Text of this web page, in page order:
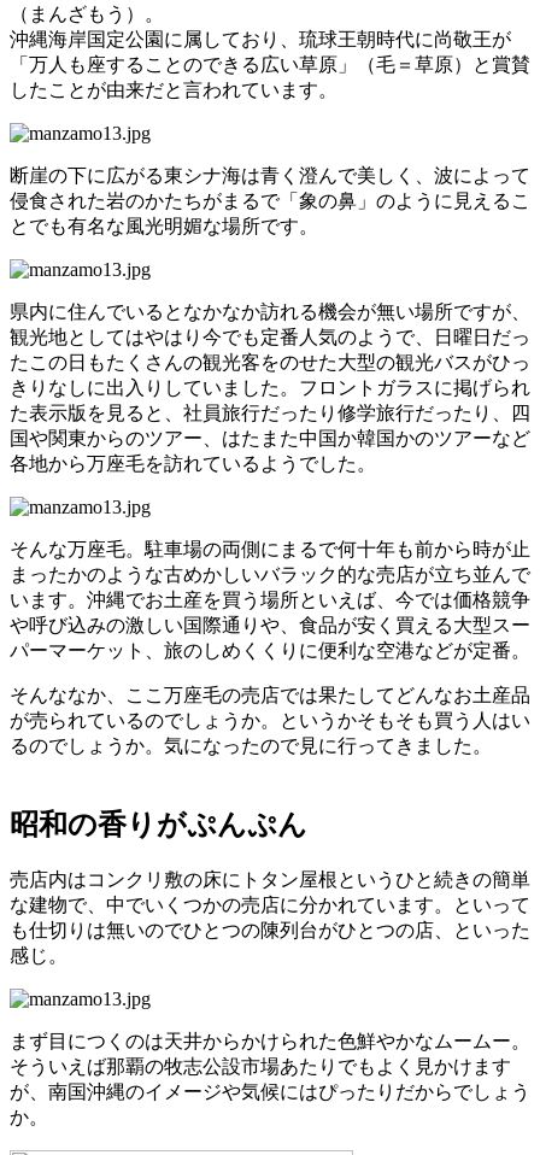
（まんざもう）。
沖縄海岸国定公園に属しており、琉球王朝時代に尚敬王が
「万人も座することのできる広い草原」（毛＝草原）と賞賛
したことが由来だと言われています。
断崖の下に広がる東シナ海は青く澄んで美しく、波によって
侵食された岩のかたちがまるで「象の鼻」のように見えるこ
とでも有名な風光明媚な場所です。
県内に住んでいるとなかなか訪れる機会が無い場所ですが、
観光地としてはやはり今でも定番人気のようで、日曜日だっ
たこの日もたくさんの観光客をのせた大型の観光バスがひっ
きりなしに出入りしていました。フロントガラスに掲げられ
た表示版を見ると、社員旅行だったり修学旅行だったり、四
国や関東からのツアー、はたまた中国か韓国かのツアーなど
各地から万座毛を訪れているようでした。
そんな万座毛。駐車場の両側にまるで何十年も前から時が止
まったかのような古めかしいバラック的な売店が立ち並んで
います。沖縄でお土産を買う場所といえば、今では価格競争
や呼び込みの激しい国際通りや、食品が安く買える大型スー
パーマーケット、旅のしめくくりに便利な空港などが定番。
そんななか、ここ万座毛の売店では果たしてどんなお土産品
が売られているのでしょうか。というかそもそも買う人はい
るのでしょうか。気になったので見に行ってきました。
昭和の香りがぷんぷん
売店内はコンクリ敷の床にトタン屋根というひと続きの簡単
な建物で、中でいくつかの売店に分かれています。といって
も仕切りは無いのでひとつの陳列台がひとつの店、といった
感じ。
まず目につくのは天井からかけられた色鮮やかなムームー。
そういえば那覇の牧志公設市場あたりでもよく見かけます
が、南国沖縄のイメージや気候にはぴったりだからでしょう
か。